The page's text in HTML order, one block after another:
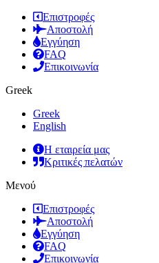
Επιστροφές
Αποστολή
Εγγύηση
FAQ
Επικοινωνία
Greek
Greek
English
Η εταιρεία μας
Κριτικές πελατών
Μενού
Επιστροφές
Αποστολή
Εγγύηση
FAQ
Επικοινωνία